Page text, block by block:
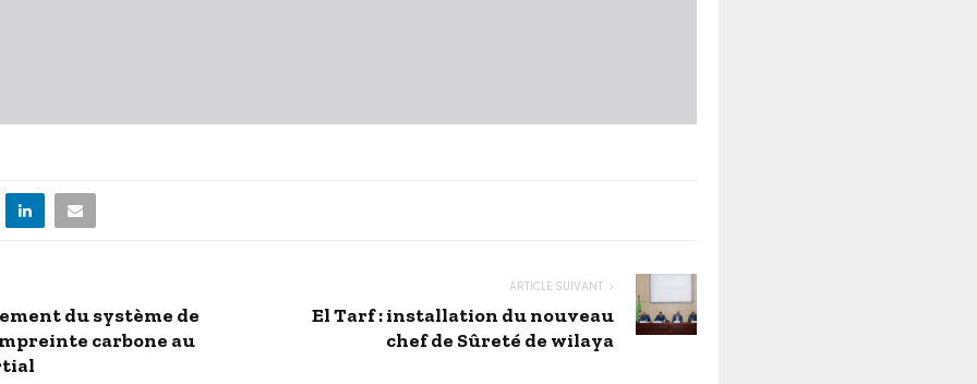
du système de
carbone au
ARTICLE SUIVANT
El Tarf : installation du nouveau
chef de Sûreté de wilaya